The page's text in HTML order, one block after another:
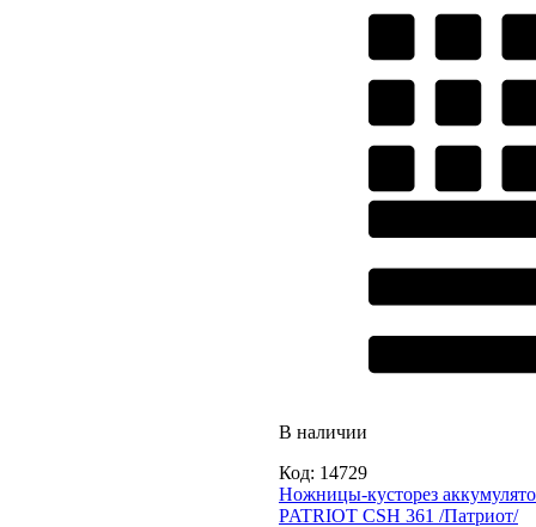
В наличии
Код: 14729
Ножницы-кусторез
PATRIOT CSH 361 /Патриот/